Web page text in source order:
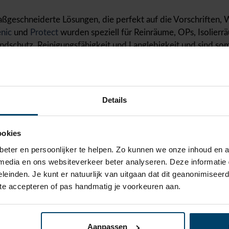
Details
en persoonlijker te helpen. Zo kunnen we onze inhoud en
en ons websiteverkeer beter analyseren. Deze
Je kunt er natuurlijk van uitgaan dat dit
accepteren of pas handmatig je voorkeuren aan.
Aanpassen
Lösungen, die perfekt auf die Vorschriften,
und Protect wurden speziell für Reinräume, OPs,
Reinigungsfähigkeit und Langlebigkeit und sind
Materialien zu langlebigen, chemikalienbeständigen
die Ausbreitung von Bakterien wie MRSA und E. coli
Abschluss“, der Hygiene und
eignen sich unsere Lösungen sowohl für
Produktbibliothek eine einfache Integration in
auf den Biotech- und Gesundheitssektor erfahren?